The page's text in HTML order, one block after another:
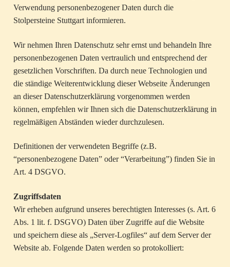
Verwendung personenbezogener Daten durch die
Stolpersteine Stuttgart informieren.
Wir nehmen Ihren Datenschutz sehr ernst und behandeln Ihre
personenbezogenen Daten vertraulich und entsprechend der
gesetzlichen Vorschriften. Da durch neue Technologien und
die ständige Weiterentwicklung dieser Webseite Änderungen
an dieser Datenschutzerklärung vorgenommen werden
können, empfehlen wir Ihnen sich die Datenschutzerklärung in
regelmäßigen Abständen wieder durchzulesen.
Definitionen der verwendeten Begriffe (z.B.
“personenbezogene Daten” oder “Verarbeitung”) finden Sie in
Art. 4 DSGVO.
Zugriffsdaten
Wir erheben aufgrund unseres berechtigten Interesses (s. Art. 6
Abs. 1 lit. f. DSGVO) Daten über Zugriffe auf die Website
und speichern diese als „Server-Logfiles“ auf dem Server der
Website ab. Folgende Daten werden so protokolliert: